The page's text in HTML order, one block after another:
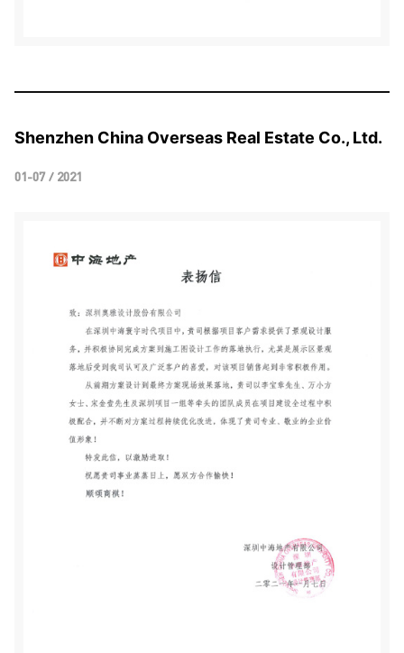
Shenzhen China Overseas Real Estate Co., Ltd.
01-07 / 2021